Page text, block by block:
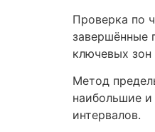
Проверка по
завершённые
ключевых зон
Метод
наибольшие и
интервалов.